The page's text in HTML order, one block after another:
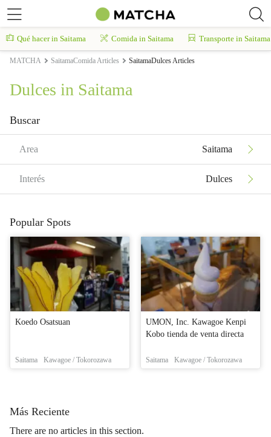
Qué hacer in Saitama Comida in Saitama Transporte in Saitama
MATCHA SaitamaComida Articles SaitamaDulces Articles
Dulces in Saitama
Buscar
Area Saitama
Interés Dulces
Popular Spots
Koedo Osatsuan
Saitama Kawagoe / Tokorozawa
UMON, Inc. Kawagoe Kenpi
Kobo tienda de venta directa
Saitama Kawagoe / Tokorozawa
Más Reciente
There are no articles in this section.